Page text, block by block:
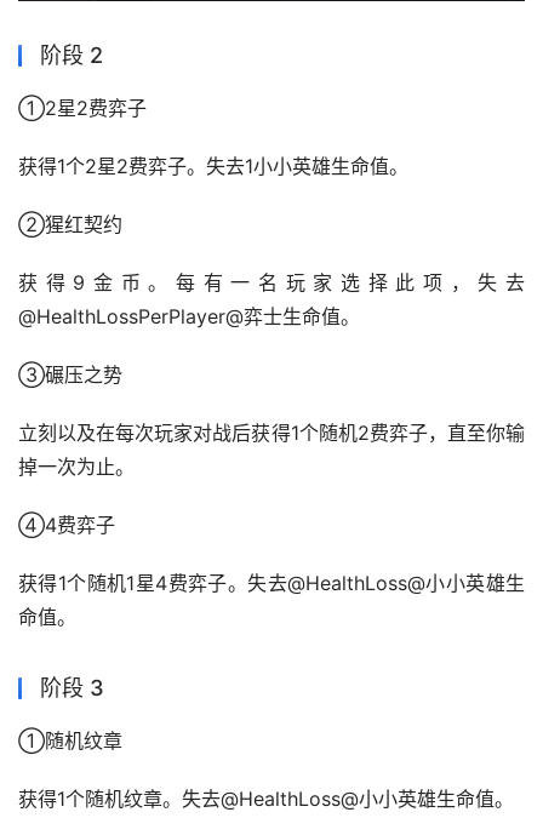
阶段 2
①2星2费弈子
获得1个2星2费弈子。失去1小小英雄生命值。
②猩红契约
获得9金币。每有一名玩家选择此项，失去
@HealthLossPerPlayer@弈士生命值。
③碾压之势
立刻以及在每次玩家对战后获得1个随机2费弈子，直至你输
掉一次为止。
④4费弈子
获得1个随机1星4费弈子。失去@HealthLoss@小小英雄生
命值。
阶段 3
①随机纹章
获得1个随机纹章。失去@HealthLoss@小小英雄生命值。